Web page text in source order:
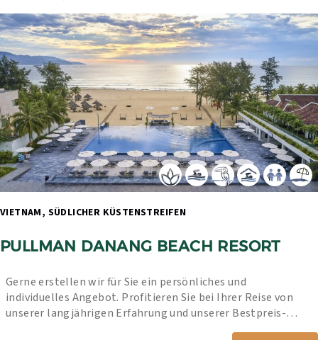
PULLMAN DANANG BEACH RESORT
Gerne erstellen wir für Sie ein persönliches und
individuelles Angebot. Profitieren Sie bei Ihrer Reise von
unserer langjährigen Erfahrung und unserer Bestpreis-